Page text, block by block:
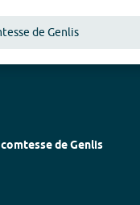
comtesse de Genlis